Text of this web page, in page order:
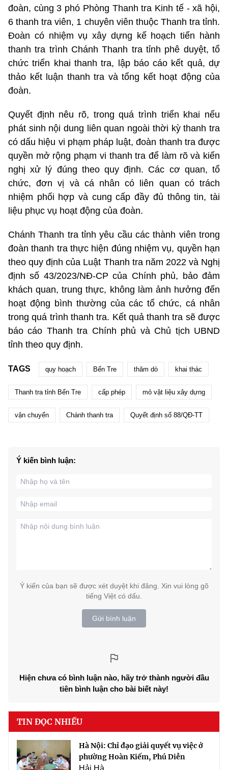
đoàn, cùng 3 phó Phòng Thanh tra Kinh tế - xã hội,
6 thanh tra viên, 1 chuyên viên thuộc Thanh tra tỉnh.
Đoàn có nhiệm vụ xây dựng kế hoạch tiến hành
thanh tra trình Chánh Thanh tra tỉnh phê duyệt, tổ
chức triển khai thanh tra, lập báo cáo kết quả, dự
thảo kết luận thanh tra và tổng kết hoạt động của
đoàn.
Quyết định nêu rõ, trong quá trình triển khai nếu
phát sinh nội dung liên quan ngoài thời kỳ thanh tra
có dấu hiệu vi phạm pháp luật, đoàn thanh tra được
quyền mở rộng phạm vi thanh tra để làm rõ và kiến
nghị xử lý đúng theo quy định. Các cơ quan, tổ
chức, đơn vị và cá nhân có liên quan có trách
nhiệm phối hợp và cung cấp đầy đủ thông tin, tài
liệu phục vụ hoạt động của đoàn.
Chánh Thanh tra tỉnh yêu cầu các thành viên trong
đoàn thanh tra thực hiện đúng nhiệm vụ, quyền hạn
theo quy định của Luật Thanh tra năm 2022 và Nghị
định số 43/2023/NĐ-CP của Chính phủ, bảo đảm
khách quan, trung thực, không làm ảnh hưởng đến
hoạt động bình thường của các tổ chức, cá nhân
trong quá trình thanh tra. Kết quả thanh tra sẽ được
báo cáo Thanh tra Chính phủ và Chủ tịch UBND
tỉnh theo quy định.
TAGS quy hoạch Bến Tre thăm dò khai thác
Thanh tra tỉnh Bến Tre cấp phép mỏ vật liệu xây dựng
vận chuyển Chánh thanh tra Quyết định số 88/QĐ-TT
Ý kiến bình luận:
Ý kiến của bạn sẽ được xét duyệt khi đăng. Xin vui lòng gõ
tiếng Việt có dấu.
Gửi bình luận
Hiện chưa có bình luận nào, hãy trở thành người đầu
tiên bình luận cho bài biết này!
TIN ĐỌC NHIỀU
Hà Nội: Chỉ đạo giải quyết vụ việc ở
phường Hoàn Kiếm, Phú Diễn
Hải Hà